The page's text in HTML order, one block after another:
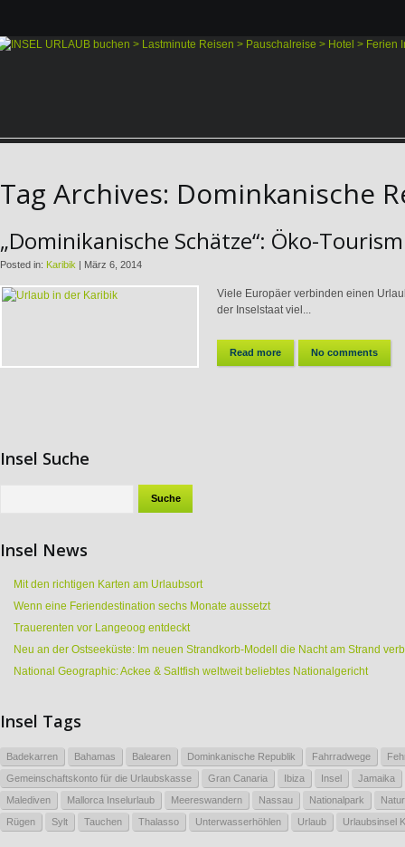
Tag Archives: Dominkanische
„Dominikanische Schätze“: Öko-
Posted in: Karibik | März 6, 2014
Viele Europäer verbinden einen
der Inselstaat viel...
Read more No comments
Insel Suche
Insel News
Mit den richtigen Karten am Urlaubsort
Wenn eine Feriendestination sechs Monate aussetzt
Trauerenten vor Langeoog entdeckt
Neu an der Ostseeküste: Im neuen Strandkorb-Modell die Nacht am Strand
National Geographic: Ackee & Saltfish weltweit beliebtes Nationalgericht
Insel Tags
Badekarren Bahamas Balearen Dominkanische Republik Fahrradwege
Gemeinschaftskonto für die Urlaubskasse
Gran Canaria Ibiza Insel
Jamaika
Malediven
Mallorca Inselurlaub Meereswandern Nassau Nationalpark
Natur
Rügen
Sylt Tauchen Thalasso Unterwasserhöhlen Urlaub Urlaubsinsel